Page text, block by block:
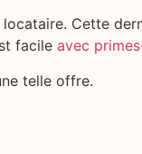
Cette
facileavec
telle offre.